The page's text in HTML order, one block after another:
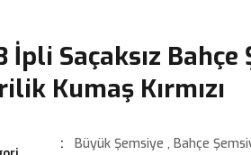
İpli Saçaksız Bahçe
Kumaş Kırmızı
Büyük Şemsiye ,Bahçe